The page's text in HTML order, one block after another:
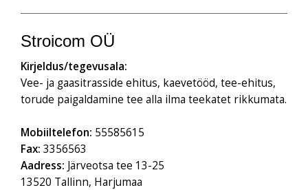
Stroicom OÜ
Kirjeldus/tegevusala:
Vee- ja gaasitrasside ehitus, kaevetööd, tee-ehitus,
torude paigaldamine tee alla ilma teekatet rikkumata.
Mobiiltelefon: 55585615
Fax: 3356563
Aadress: Järveotsa tee 13-25
13520 Tallinn, Harjumaa